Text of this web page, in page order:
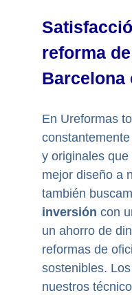
reforma
Barcelona
En Ureformas
y originales que
mejor diseño a
también
inversión con
un ahorro de
reformas de
sostenibles.
nuestros